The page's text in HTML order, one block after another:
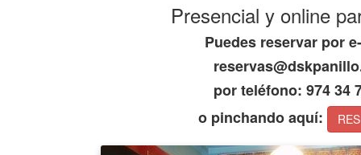
Presencial y online
Puedes reservar por
por teléfono: 974 34
o pinchando aquí: